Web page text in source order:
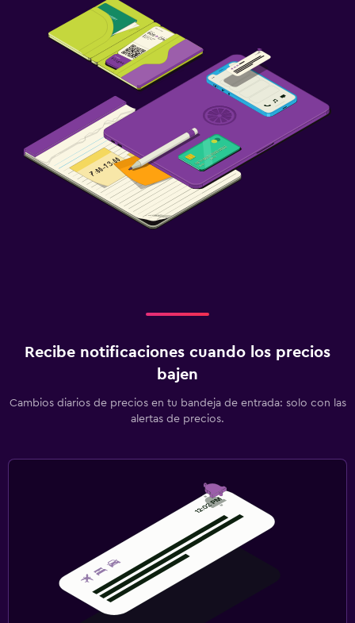
Recibe notificaciones cuando los precios
bajen
Cambios diarios de precios en tu bandeja de entrada: solo con las
alertas de precios.